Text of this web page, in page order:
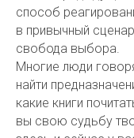
способ
в привычный
свобода выбора.
Многие люди
найти
какие книги
вы свою судьбу